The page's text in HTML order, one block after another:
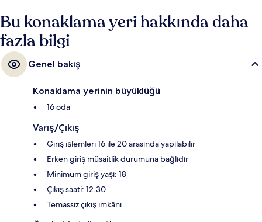
Bu konaklama yeri hakkında daha
fazla bilgi
Genel bakış
Konaklama yerinin büyüklüğü
16 oda
Varış/Çıkış
Giriş işlemleri 16 ile 20 arasında yapılabilir
Erken giriş müsaitlik durumuna bağlıdır
Minimum giriş yaşı: 18
Çıkış saati: 12.30
Temassız çıkış imkânı